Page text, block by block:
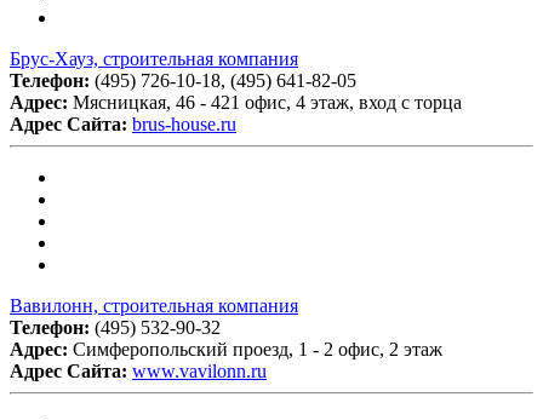
Брус-Хауз, строительная компания
Телефон: (495) 726-10-18, (495) 641-82-05
Адрес: Мясницкая, 46 - 421 офис, 4 этаж, вход с торца
Адрес Сайта: brus-house.ru
Вавилонн, строительная компания
Телефон: (495) 532-90-32
Адрес: Симферопольский проезд, 1 - 2 офис, 2 этаж
Адрес Сайта: www.vavilonn.ru